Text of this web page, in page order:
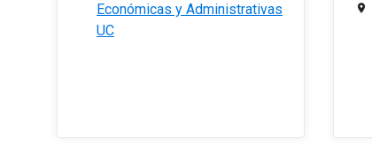
Económicas y Administrativas
UC